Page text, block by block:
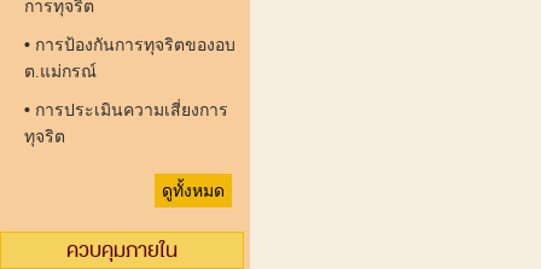
การทุจริต
• การป้องกันการทุจริตของอบ
ต.แม่กรณ์
• การประเมินความเสี่ยงการ
ทุจริต
ดูทั้งหมด
ควบคุมภายใน